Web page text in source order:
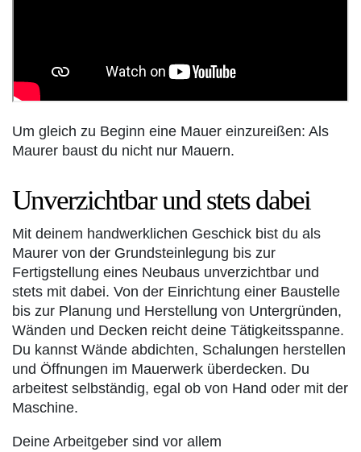
Um gleich zu Beginn eine Mauer einzureißen: Als
Maurer baust du nicht nur Mauern.
Unverzichtbar und stets dabei
Mit deinem handwerklichen Geschick bist du als
Maurer von der Grundsteinlegung bis zur
Fertigstellung eines Neubaus unverzichtbar und
stets mit dabei. Von der Einrichtung einer Baustelle
bis zur Planung und Herstellung von Untergründen,
Wänden und Decken reicht deine Tätigkeitsspanne.
Du kannst Wände abdichten, Schalungen herstellen
und Öffnungen im Mauerwerk überdecken. Du
arbeitest selbständig, egal ob von Hand oder mit der
Maschine.
Deine Arbeitgeber sind vor allem